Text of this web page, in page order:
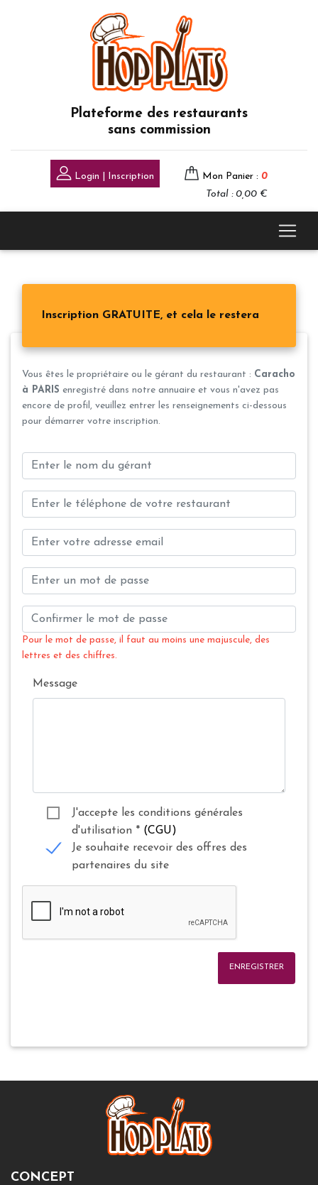
Plateforme des restaurants
sans commission
Login | Inscription Mon Panier : 0
Total : 0,00 €
Inscription GRATUITE, et cela le restera
Vous êtes le propriétaire ou le gérant du restaurant : Caracho
à PARIS enregistré dans notre annuaire et vous n'avez pas
encore de profil, veuillez entrer les renseignements ci-dessous
pour démarrer votre inscription.
Pour le mot de passe, il faut au moins une majuscule, des
lettres et des chiffres.
Message
J'accepte les conditions générales
d'utilisation * (CGU)
Je souhaite recevoir des offres des
partenaires du site
ENREGISTRER
CONCEPT